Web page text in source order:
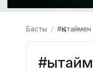
Басты